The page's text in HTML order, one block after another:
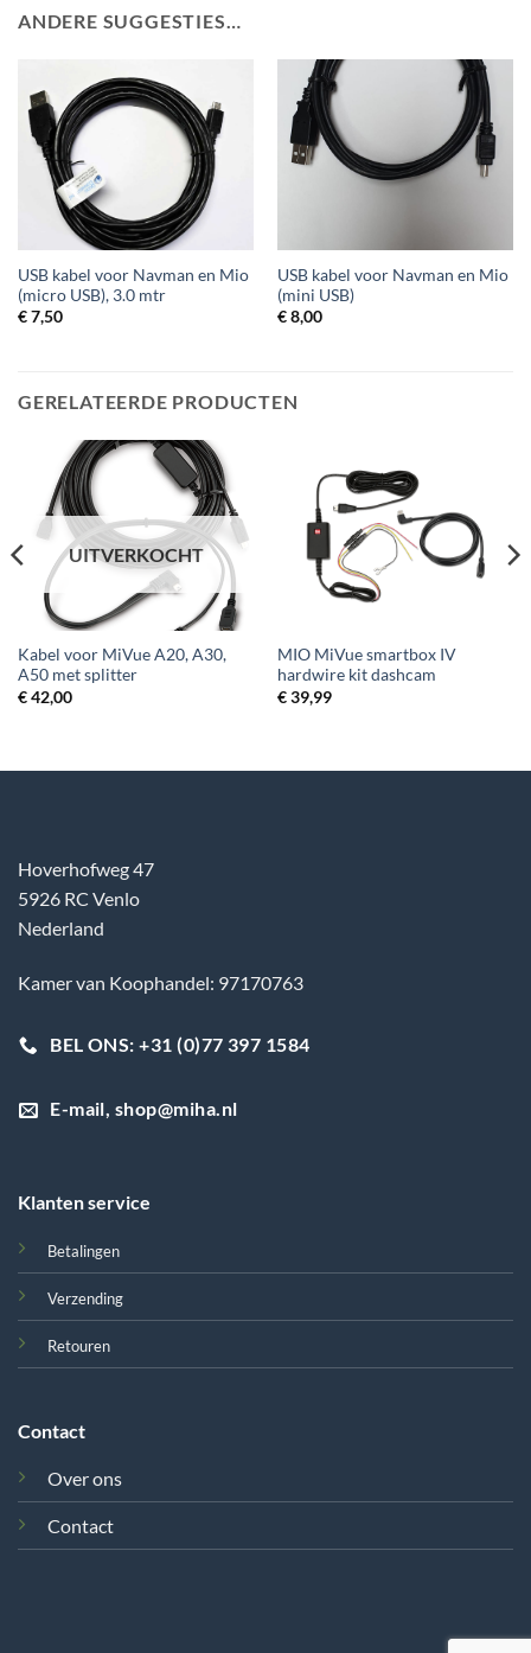
ANDERE SUGGESTIES…
USB kabel voor Navman en Mio
(micro USB), 3.0 mtr
€7,50
USB kabel voor Navman en Mio
(mini USB)
€8,00
GERELATEERDE PRODUCTEN
UITVERKOCHT
Kabel voor MiVue A20, A30,
A50 met splitter
€42,00
MIO MiVue smartbox IV
hardwire kit dashcam
€39,99
Hoverhofweg 47
5926 RC Venlo
Nederland
Kamer van Koophandel: 97170763
BEL ONS: +31 (0)77 397 1584
E-mail, shop@miha.nl
Klanten service
Betalingen
Verzending
Retouren
Contact
Over ons
Contact